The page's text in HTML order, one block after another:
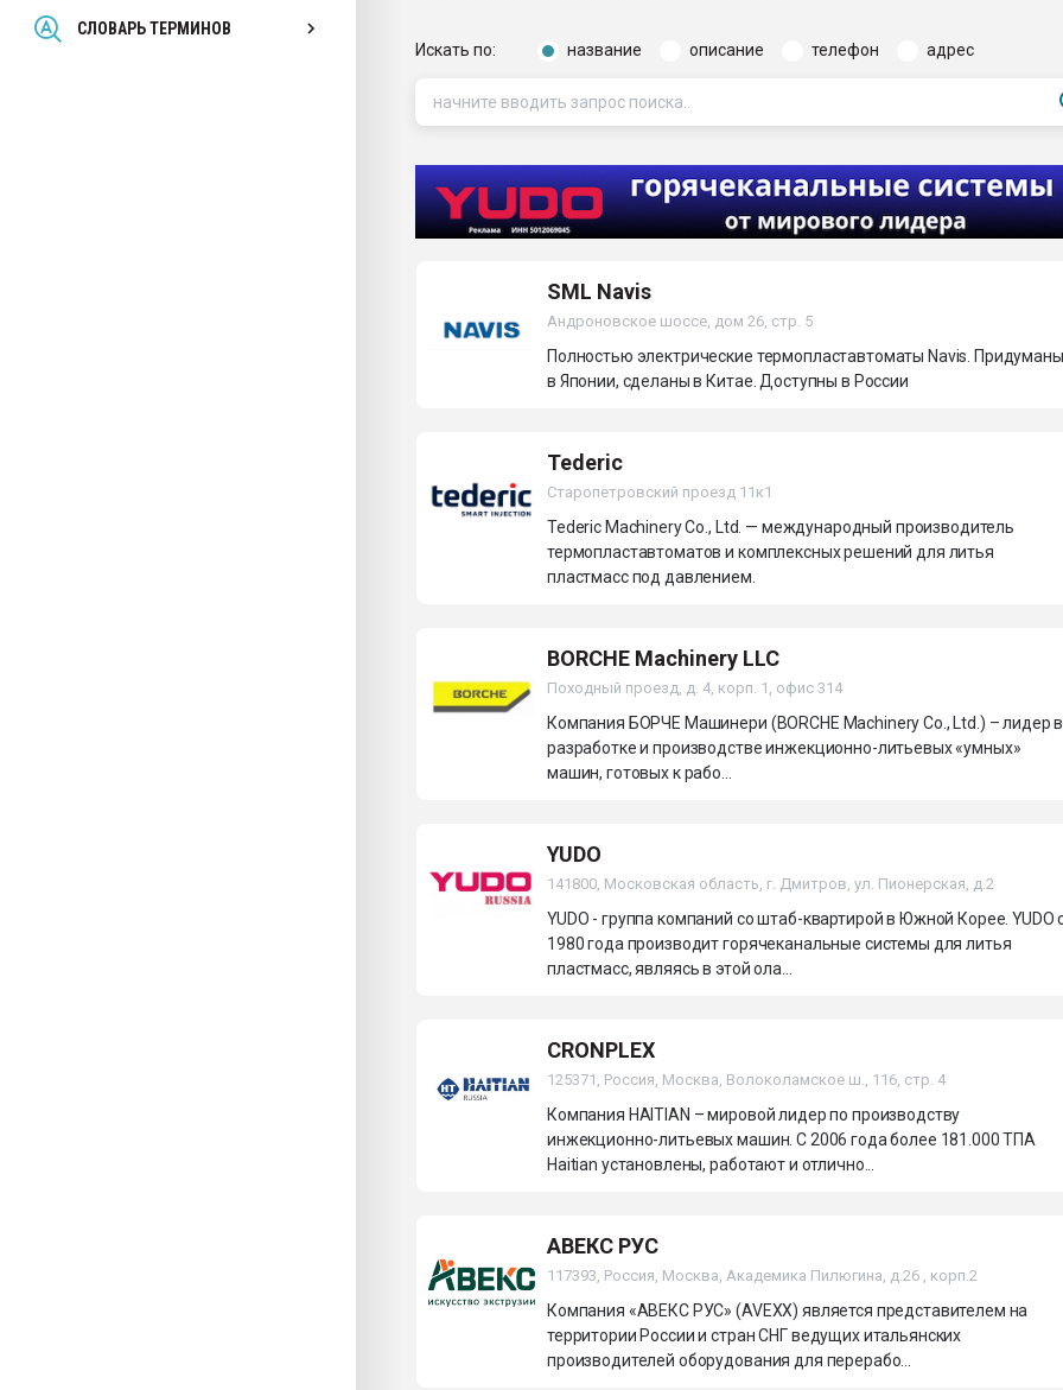
СЛОВАРЬ ТЕРМИНОВ
бутылок
ПЕРЕЙТИ НА ФОРУМ
Искать по: название описание телефон адрес
SML Navis
Андроновское шоссе, дом 26, стр. 5
Полностью электрические термопластавтоматы Navis. Придуманы
в Японии, сделаны в Китае. Доступны в России
Tederic
Старопетровский проезд 11к1
Tederic Machinery Co., Ltd. — международный производитель
термопластавтоматов и комплексных решений для литья
пластмасс под давлением.
YUDO
141800, Московская область, г. Дмитров, ул. Пионерская, д.2
YUDO - группа компаний со штаб-квартирой в Южной Корее. YUDO
1980 года производит горячеканальные системы для литья
пластмасс, являясь в этой ола...
BORCHE Machinery LLC
Походный проезд, д. 4, корп. 1, офис 314
Компания БОРЧЕ Машинери (BORCHE Machinery Co., Ltd.) – лидер в
разработке и производстве инжекционно-литьевых «умных»
машин, готовых к рабо...
CRONPLEX
125371, Россия, Москва, Волоколамское ш., 116, стр. 4
Компания HAITIAN – мировой лидер по производству
инжекционно-литьевых машин. С 2006 года более 181.000 ТПА
Haitian установлены, работают и отлично...
АВЕКС РУС
117393, Россия, Москва, Академика Пилюгина, д.26 , корп.2
Компания «АВЕКС РУС» (AVEXX) является представителем на
территории России и стран СНГ ведущих итальянских
производителей оборудования для перерабо...